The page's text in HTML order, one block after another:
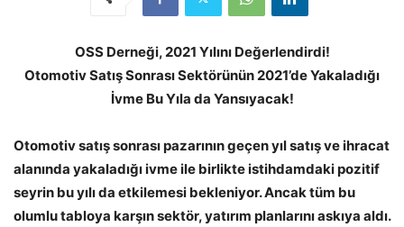
OSS Derneği, 2021 Yılını Değerlendirdi!
Otomotiv Satış Sonrası Sektörünün 2021’de Yakaladığı
İvme Bu Yıla da Yansıyacak!
Otomotiv satış sonrası pazarının geçen yıl satış ve ihracat
alanında yakaladığı ivme ile birlikte istihdamdaki pozitif
seyrin bu yılı da etkilemesi bekleniyor. Ancak tüm bu
olumlu tabloya karşın sektör, yatırım planlarını askıya aldı.